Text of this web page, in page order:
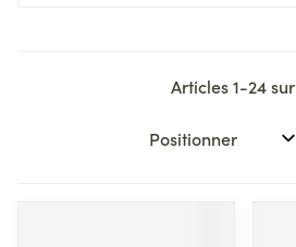
Articles1-24sur
Trier par: